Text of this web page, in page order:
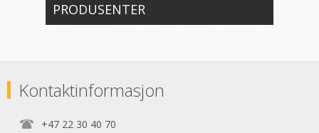
PRODUSENTER
Kontaktinformasjon
+47 22 30 40 70